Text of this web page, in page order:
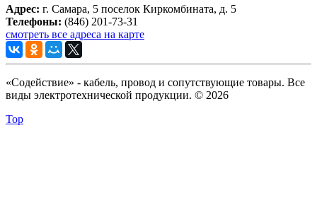
Адрес: г. Самара, 5 поселок Киркомбината, д. 5
Телефоны: (846) 201-73-31
смотреть все адреса на карте
«Содействие» - кабель, провод и сопутствующие товары. Все
виды электротехнической продукции. © 2026
Top